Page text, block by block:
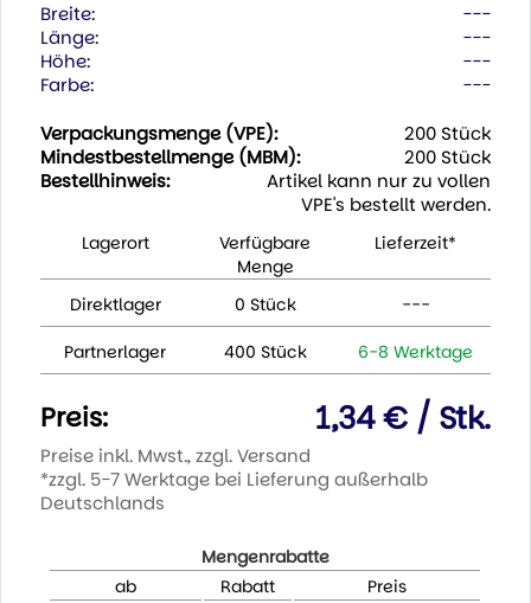
Breite:
---
Länge:
---
Höhe:
---
Farbe:
---
Verpackungsmenge (VPE):
200 Stück
Mindestbestellmenge (MBM):
200 Stück
Bestellhinweis:
Artikel kann nur zu vollen
VPE's bestellt werden.
Lagerort
Verfügbare
Menge
Lieferzeit*
Direktlager 0 Stück ---
Partnerlager 400 Stück 6-8 Werktage
Preis: 1,34 € / Stk.
Preise inkl. Mwst., zzgl. Versand
*zzgl. 5-7 Werktage bei Lieferung außerhalb
Deutschlands
Mengenrabatte
ab
Rabatt
Preis